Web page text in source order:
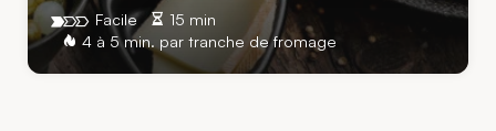
15 min
4 à 5 min. par tranche de fromage
Facile